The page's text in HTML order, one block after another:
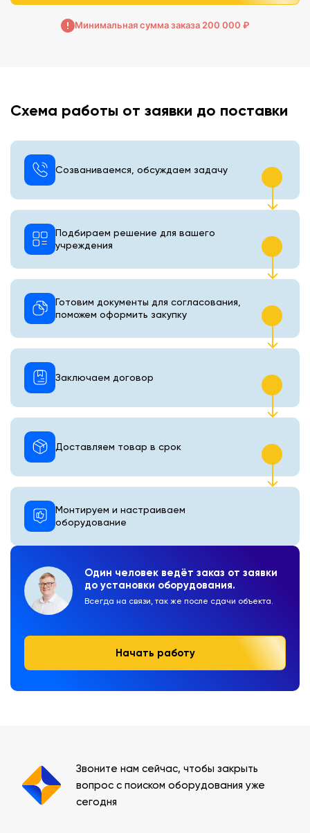
Минимальная сумма заказа 200 000 ₽
Схема работы от заявки до поставки
Один человек ведёт заказ от заявки
до установки оборудования.
Всегда на связи, так же после сдачи объекта.
Начать работу
Созваниваемся, обсуждаем задачу
Подбираем решение для вашего
учреждения
Готовим документы для согласования,
поможем оформить закупку
Монтируем и настраиваем
оборудование
Доставляем товар в срок
Заключаем договор
Звоните нам сейчас, чтобы закрыть
вопрос с поиском оборудования уже
сегодня